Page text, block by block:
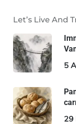
Let’s Live And
5
29